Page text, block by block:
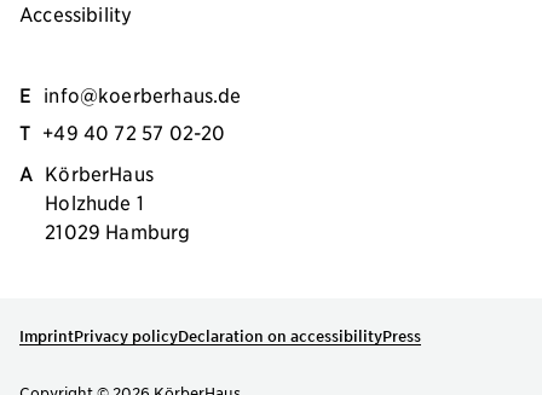
Accessibility
E info@koerberhaus.de
T +49 40 72 57 02-20
A KörberHaus
Holzhude 1
21029 Hamburg
ImprintPrivacy policyDeclaration on accessibilityPress